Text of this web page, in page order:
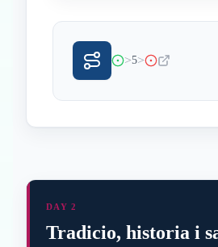
>5>
DAY 2
Tradicio, historia i